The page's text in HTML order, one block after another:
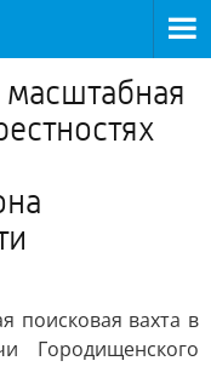
поисковая вахта в
Городищенского